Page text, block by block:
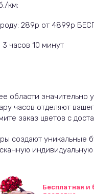
км;
289р от 4899р
часов 10 минут
области
часов отделяют
заказ цветов с
создают уникальные
Бесплатная и